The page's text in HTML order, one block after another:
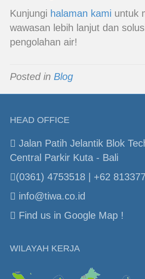
Kunjungi halaman kami untuk
wawasan lebih lanjut dan
pengolahan air!
Posted in Blog
HEAD OFFICE
Jalan Patih Jelantik Blok
Central Parkir Kuta - Bali
(0361) 4753518 | +62
info@tiwa.co.id
Find us in Google Map !
WILAYAH KERJA